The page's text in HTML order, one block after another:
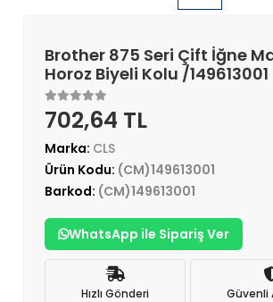
Brother 875 Seri Çift İğne
Horoz Biyeli Kolu /149613001
702,64 TL
Marka: CLS
Ürün Kodu: (CM)149613001
Barkod: (CM)149613001
WhatsApp ile Sipariş Ver
Hızlı Gönderi Güvenli